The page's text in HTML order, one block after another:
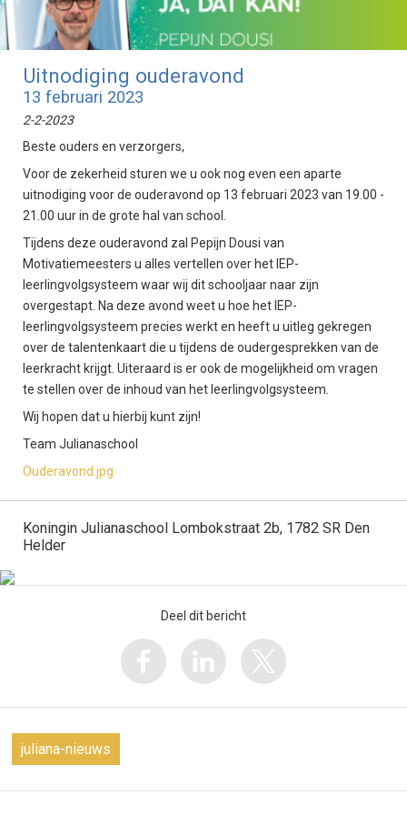
Uitnodiging ouderavond
13 februari 2023
2-2-2023
Beste ouders en verzorgers,
Voor de zekerheid sturen we u ook nog even een aparte
uitnodiging voor de ouderavond op 13 februari 2023 van 19.00 -
21.00 uur in de grote hal van school.
Tijdens deze ouderavond zal Pepijn Dousi van
Motivatiemeesters u alles vertellen over het IEP-
leerlingvolgsysteem waar wij dit schooljaar naar zijn
overgestapt. Na deze avond weet u hoe het IEP-
leerlingvolgsysteem precies werkt en heeft u uitleg gekregen
over de talentenkaart die u tijdens de oudergesprekken van de
leerkracht krijgt. Uiteraard is er ook de mogelijkheid om vragen
te stellen over de inhoud van het leerlingvolgsysteem.
Wij hopen dat u hierbij kunt zijn!
Team Julianaschool
Ouderavond.jpg
Koningin Julianaschool Lombokstraat 2b, 1782 SR Den
Helder
Deel dit bericht
juliana-nieuws